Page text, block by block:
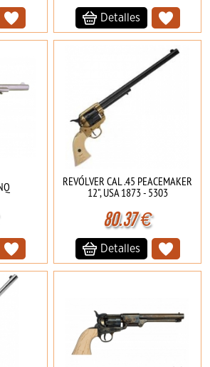
Detalles
REVÓLVER CAL .45 PEACEMAKER
12", USA 1873 - 5303
80.37€
Detalles